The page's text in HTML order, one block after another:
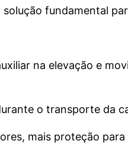
fundamental
na elevação e
o transporte da
mais proteção